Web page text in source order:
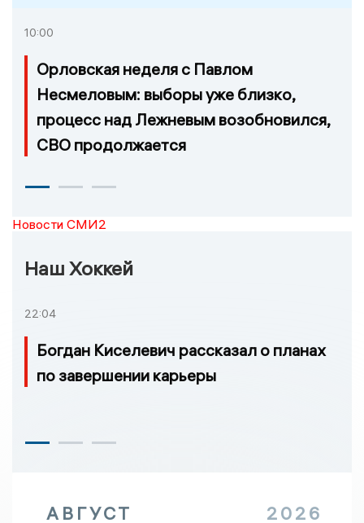
10:00
Орловская неделя с Павлом
Несмеловым: выборы уже близко,
процесс над Лежневым возобновился,
СВО продолжается
Новости СМИ2
Наш Хоккей
22:04
Богдан Киселевич рассказал о планах
по завершении карьеры
АВГУСТ 2026